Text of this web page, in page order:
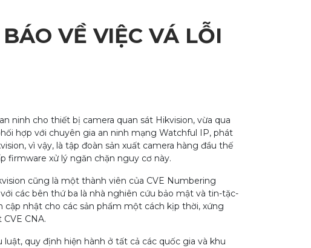
VỀ VIỆC VÁ LỖI
ninh cho thiết bị camera quan sát Hikvision, vừa qua
hợp với chuyên gia an ninh mạng Watchful IP, phát
vì vậy, là tập đoàn sản xuất camera hàng đầu thế
firmware xử lý ngăn chặn nguy cơ này.
cũng là một thành viên của CVE Numbering
các bên thứ ba là nhà nghiên cứu bảo mật và tin-tặc-
nhật cho các sản phẩm một cách kịp thời, xứng
CNA.
quy định hiện hành ở tất cả các quốc gia và khu